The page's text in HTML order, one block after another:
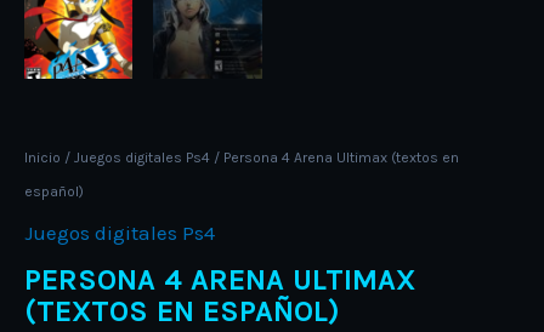
Inicio / Juegos digitales Ps4 / Persona 4 Arena Ultimax (textos en
español)
Juegos digitales Ps4
PERSONA 4 ARENA ULTIMAX
(TEXTOS EN ESPAÑOL)